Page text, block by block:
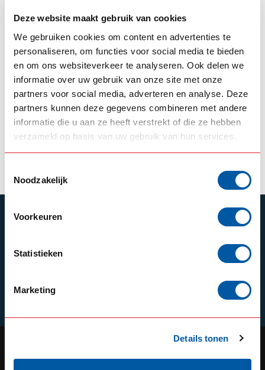
Deze website maakt gebruik van cookies
We gebruiken cookies om content en advertenties te
personaliseren, om functies voor social media te bieden
en om ons websiteverkeer te analyseren. Ook delen we
informatie over uw gebruik van onze site met onze
partners voor social media, adverteren en analyse. Deze
partners kunnen deze gegevens combineren met andere
informatie die u aan ze heeft verstrekt of die ze hebben
verzameld op basis van uw gebruik van hun services.
Noodzakelijk
Voorkeuren
Statistieken
Marketing
Details tonen
VOLVO
Daytime running
lights Volvo FH4
View product
SUBSCRIBE TO OUR NEWSLETTER
Schrijf je in